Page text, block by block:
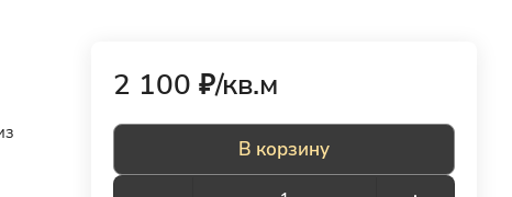
2 100 ₽/кв.м
В корзину